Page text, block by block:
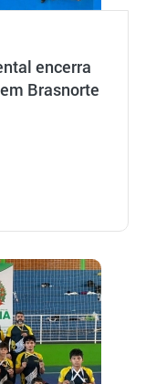
encerra
Brasnorte